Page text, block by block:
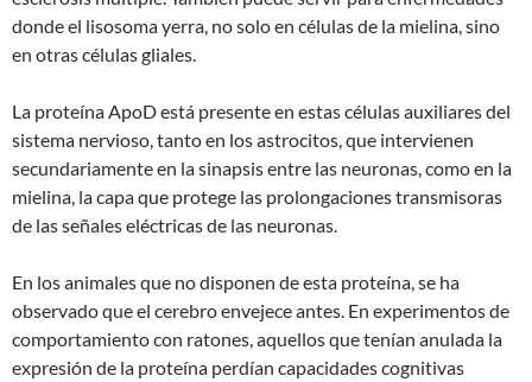
donde el lisosoma yerra, no solo en células de la mielina, sino
en otras células gliales.
La proteína ApoD está presente en estas células auxiliares del
sistema nervioso, tanto en los astrocitos, que intervienen
secundariamente en la sinapsis entre las neuronas, como en la
mielina, la capa que protege las prolongaciones transmisoras
de las señales eléctricas de las neuronas.
En los animales que no disponen de esta proteína, se ha
observado que el cerebro envejece antes. En experimentos de
comportamiento con ratones, aquellos que tenían anulada la
expresión de la proteína perdían capacidades cognitivas